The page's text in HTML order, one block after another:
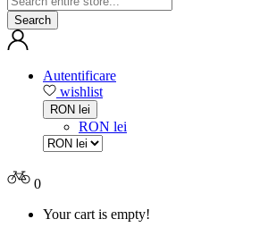
Search
Autentificare
wishlist
RON lei
RON lei
0
Your cart is empty!